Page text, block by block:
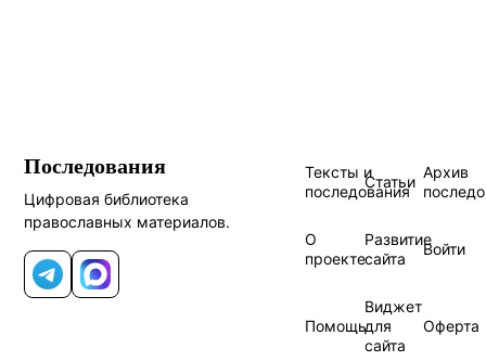
Последования
Цифровая библиотека
православных материалов.
Telegram
MAX
Тексты и
последования
Статьи
Архив
О
проекте
Развитие
сайта
Войти
Помощь
Виджет
для
сайта
Оферта